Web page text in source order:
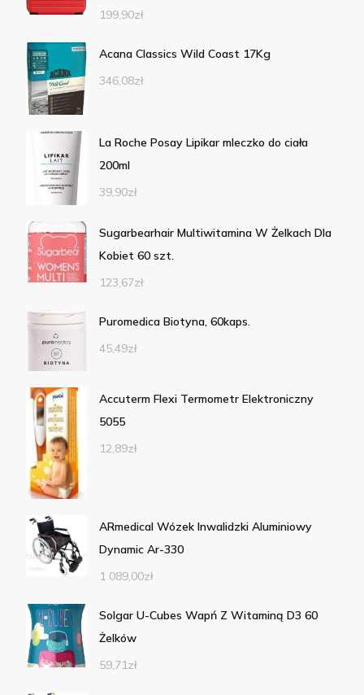
199,90zł
Acana Classics Wild Coast 17Kg
346,08zł
La Roche Posay Lipikar mleczko do ciała
200ml
39,90zł
Sugarbearhair Multiwitamina W Żelkach Dla
Kobiet 60 szt.
123,67zł
Puromedica Biotyna, 60kaps.
45,49zł
Accuterm Flexi Termometr Elektroniczny
5055
12,89zł
ARmedical Wózek Inwalidzki Aluminiowy
Dynamic Ar-330
1 089,00zł
Solgar U-Cubes Wapń Z Witaminą D3 60
Żelków
59,71zł